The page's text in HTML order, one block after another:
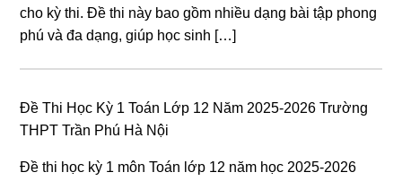
cho kỳ thi. Đề thi này bao gồm nhiều dạng bài tập phong
phú và đa dạng, giúp học sinh […]
Đề Thi Học Kỳ 1 Toán Lớp 12 Năm 2025-2026 Trường
THPT Trần Phú Hà Nội
Đề thi học kỳ 1 môn Toán lớp 12 năm học 2025-2026